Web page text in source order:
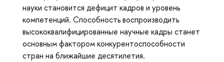
науки становится дефицит кадров и уровень
компетенций. Способность воспроизводить
высококвалифицированные научные кадры станет
основным фактором конкурентоспособности
стран на ближайшие десятилетия.